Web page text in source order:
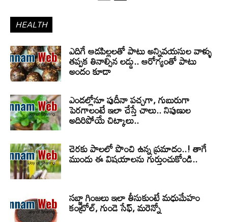
HEALTH
ఎదిగే ఆడపిల్లలతో పాటు అన్నివయసుల వాళ్ళు
తప్పక తినాల్సిన లడ్డు.. ఆరోగ్యంతో పాటు
అందం కూడా
ఎండల్లోనూ పుదీనా పచ్చగా, గుబురుగా
పెరగాలంటే ఇలా చేస్తే చాలు.. నిపుణుల
అదిరిపోయే చిట్కాలు..
చెరకు పాలలో పొంచి ఉన్న ప్రమాదం..! తాగే
ముందు ఈ విషయాలను గుర్తుంచుకోండి..
సబ్జా గింజలు ఇలా తీసుకుంటే మధుమేహం
కంట్రోల్, గుండె సేఫ్, మరెన్నో